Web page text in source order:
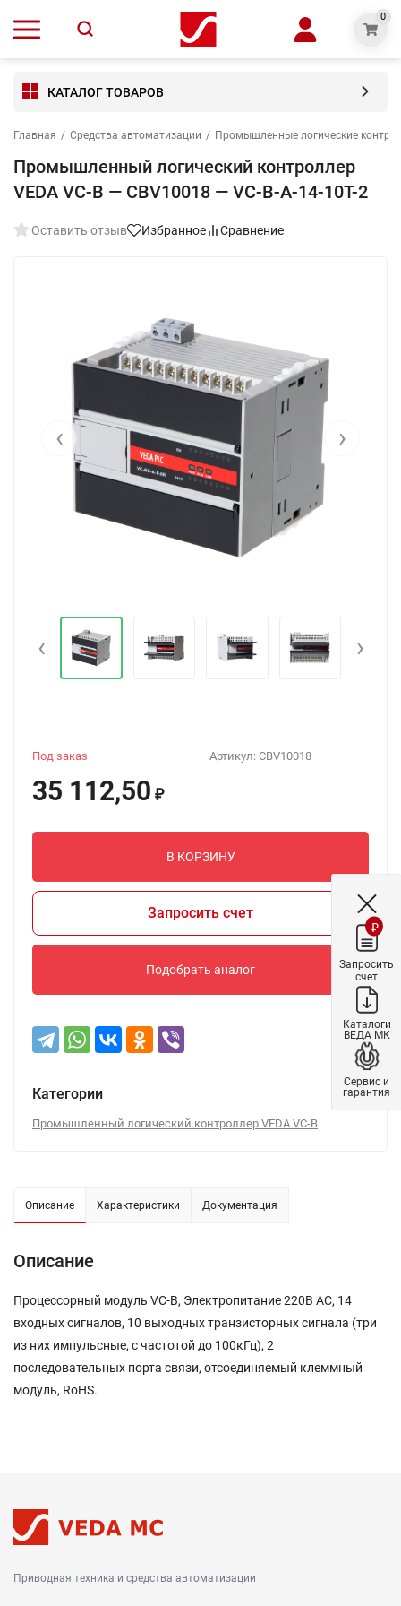
0
КАТАЛОГ ТОВАРОВ
Главная / Средства автоматизации / Промышленные логические
Промышленный логический контроллер
VEDA VC-B — CBV10018 — VC-В-A-14-10T-2
Оставить отзыв Избранное Сравнение
‹ ›
‹ ›
Артикул: CBV10018
Под заказ
35 112,50 ₽
В КОРЗИНУ
Запросить счет
Подобрать аналог
Категории
Промышленный логический контроллер VEDA VC-B
Описание Характеристики Документация
Описание
Процессорный модуль VC-B, Электропитание 220В AC, 14
входных сигналов, 10 выходных транзисторных сигнала (три
из них импульсные, с частотой до 100кГц), 2
последовательных порта связи, отсоединяемый клеммный
модуль, RoHS.
Приводная техника и средства автоматизации
₽
Запросить
счет
Каталоги
ВЕДА МК
Сервис и
гарантия